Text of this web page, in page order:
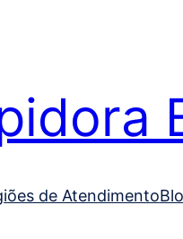
de Atendimento